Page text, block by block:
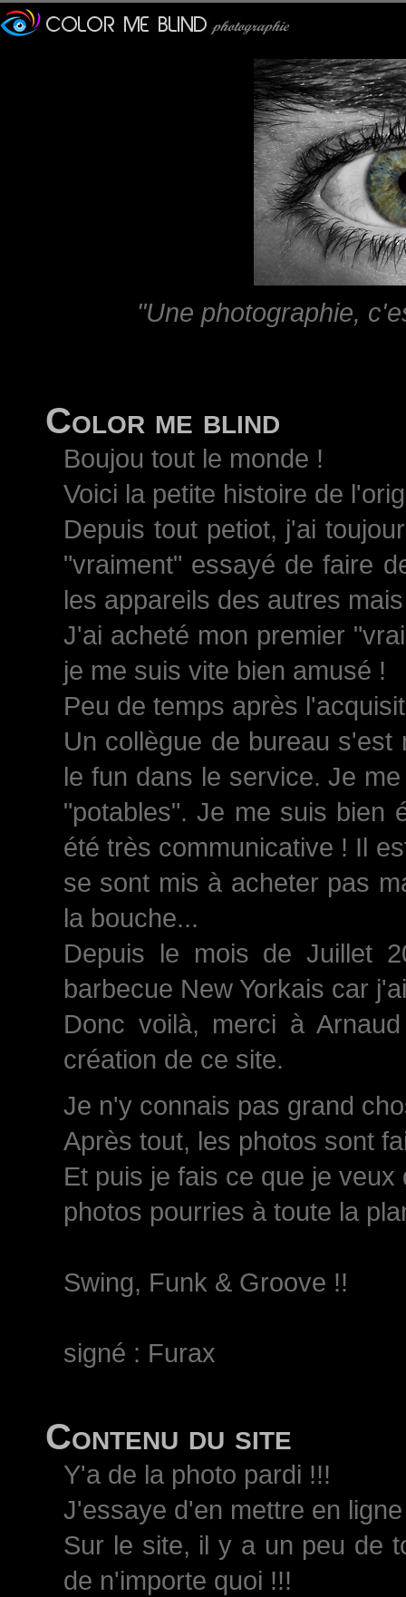
"Une photographie,
Color me blind
Boujou tout le monde !
Voici la petite histoire de
Depuis tout petiot, j'ai
"vraiment" essayé de faire
les appareils des autres
J'ai acheté mon premier
je me suis vite bien amusé !
Peu de temps après
Un collègue de bureau
le fun dans le service. Je
"potables". Je me suis bien
été très communicative ! Il
se sont mis à acheter pas
la bouche...
Depuis le mois de Juillet
barbecue New Yorkais car
Donc voilà, merci à
création de ce site.
Je n'y connais pas grand
Après tout, les photos sont
Et puis je fais ce que je
photos pourries à toute la
Swing, Funk & Groove !!
signé : Furax
Contenu du site
Y'a de la photo pardi !!!
J'essaye d'en mettre en
Sur le site, il y a un peu de
de n'importe quoi !!!